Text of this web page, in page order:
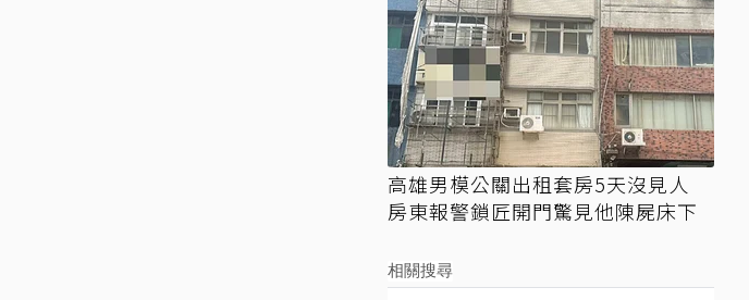
高雄男模公關出租套房5天沒見人
房東報警鎖匠開門驚見他陳屍床下